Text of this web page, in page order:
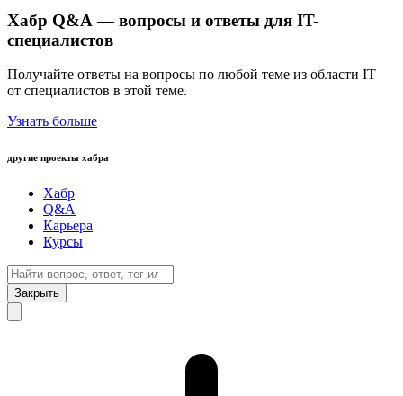
Хабр Q&A — вопросы и ответы для IT-
специалистов
Получайте ответы на вопросы по любой теме из области IT
от специалистов в этой теме.
Узнать больше
другие проекты хабра
Хабр
Q&A
Карьера
Курсы
Закрыть